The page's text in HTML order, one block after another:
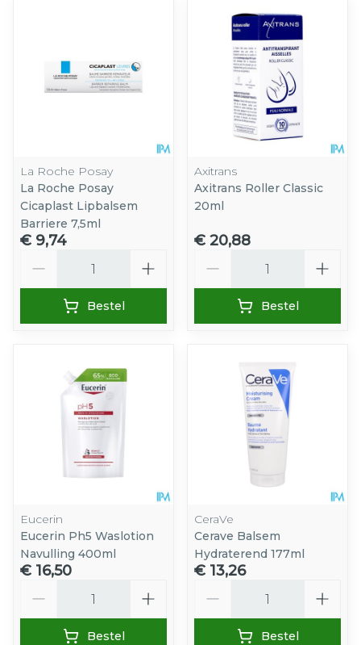
La Roche Posay
La Roche Posay
Cicaplast Lipbalsem
Barriere 7,5ml
€ 9,74
Bestel
Axitrans
Axitrans Roller Classic
20ml
€ 20,88
Bestel
Eucerin
Eucerin Ph5 Waslotion
Navulling 400ml
€ 16,50
Bestel
CeraVe
Cerave Balsem
Hydraterend 177ml
€ 13,26
Bestel